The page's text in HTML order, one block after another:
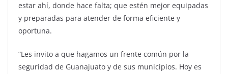
estar ahí, donde hace falta; que estén mejor equipadas
y preparadas para atender de forma eficiente y
oportuna.
“Les invito a que hagamos un frente común por la
seguridad de Guanajuato y de sus municipios. Hoy es